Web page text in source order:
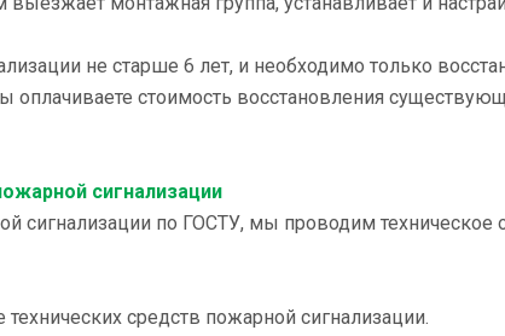
не старше 6 лет, и необходимо только
оплачиваете стоимость восстановления
сигнализации
сигнализации по ГОСТУ, мы проводим техническое
средств пожарной сигнализации.